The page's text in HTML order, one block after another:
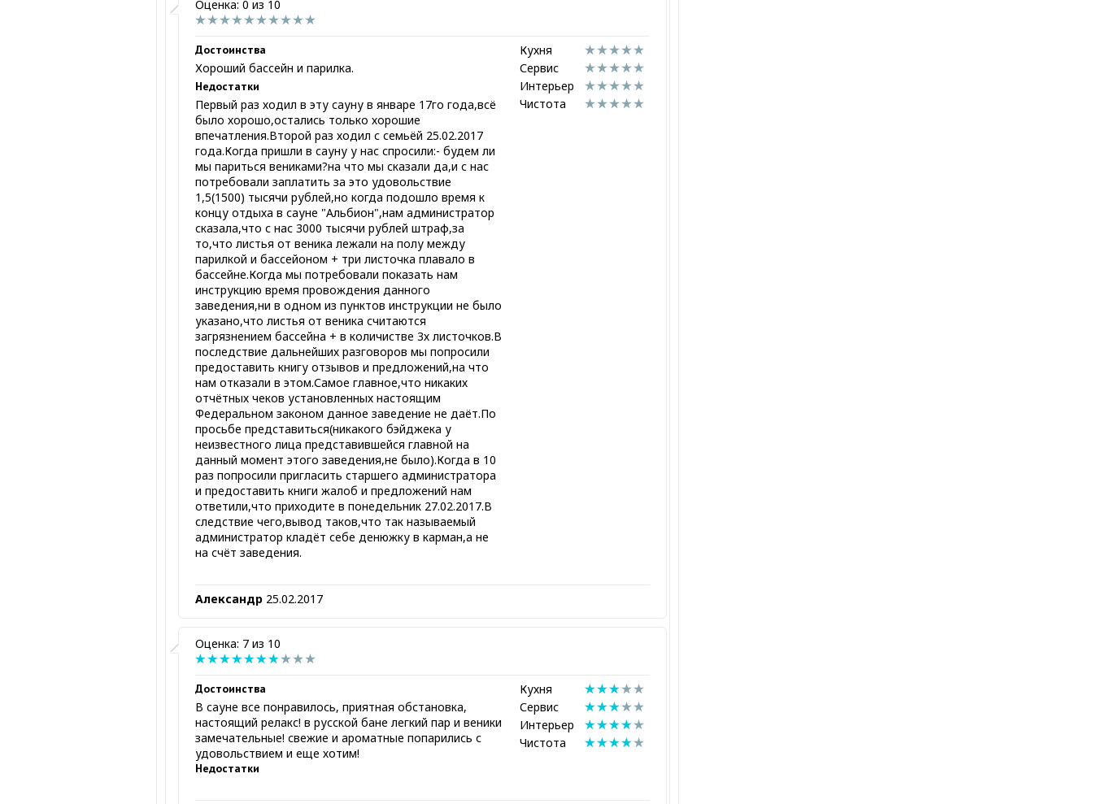
Оценка: 0 из 10
Достоинства
Хороший бассейн и парилка.
Недостатки
Первый раз ходил в эту сауну в январе 17го года,всё
было хорошо,остались только хорошие
впечатления.Второй раз ходил с семьёй 25.02.2017
года.Когда пришли в сауну у нас спросили:- будем ли
мы париться вениками?на что мы сказали да,и с нас
потребовали заплатить за это удовольствие
1,5(1500) тысячи рублей,но когда подошло время к
концу отдыха в сауне "Альбион",нам администратор
сказала,что с нас 3000 тысячи рублей штраф,за
то,что листья от веника лежали на полу между
парилкой и бассейоном + три листочка плавало в
бассейне.Когда мы потребовали показать нам
инструкцию время провождения данного
заведения,ни в одном из пунктов инструкции не было
указано,что листья от веника считаются
загрязнением бассейна + в количистве 3х листочков.В
последствие дальнейших разговоров мы попросили
предоставить книгу отзывов и предложений,на что
нам отказали в этом.Самое главное,что никаких
отчётных чеков установленных настоящим
Федеральном законом данное заведение не даёт.По
просьбе представиться(никакого бэйджека у
неизвестного лица представившейся главной на
данный момент этого заведения,не было).Когда в 10
раз попросили пригласить старшего администратора
и предоставить книги жалоб и предложений нам
ответили,что приходите в понедельник 27.02.2017.В
следствие чего,вывод таков,что так называемый
администратор кладёт себе денюжку в карман,а не
на счёт заведения.
Кухня
Сервис
Интерьер
Чистота
Александр 25.02.2017
Оценка: 7 из 10
Достоинства
В сауне все понравилось, приятная обстановка,
настоящий релакс! в русской бане легкий пар и веники
замечательные! свежие и ароматные попарились с
удовольствием и еще хотим!
Недостатки
Кухня
Сервис
Интерьер
Чистота